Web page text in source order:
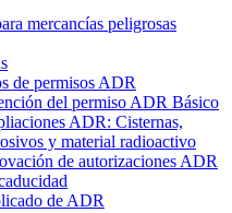
mercancías peligrosas
de permisos ADR
del permiso ADR Básico
ADR: Cisternas,
y material radioactivo
de autorizaciones ADR
de ADR